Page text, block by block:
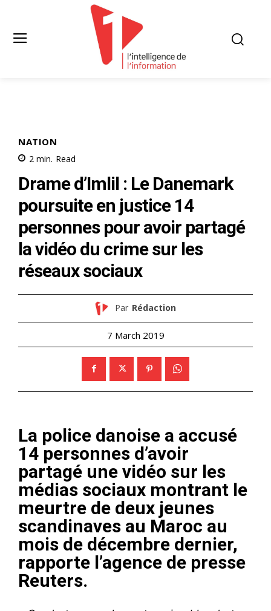
NATION
2 min. Read
Drame d’Imlil : Le Danemark
poursuite en justice 14
personnes pour avoir partagé
la vidéo du crime sur les
réseaux sociaux
Par Rédaction
7 March 2019
La police danoise a accusé
14 personnes d’avoir
partagé une vidéo sur les
médias sociaux montrant le
meurtre de deux jeunes
scandinaves au Maroc au
mois de décembre dernier,
rapporte l’agence de presse
Reuters.